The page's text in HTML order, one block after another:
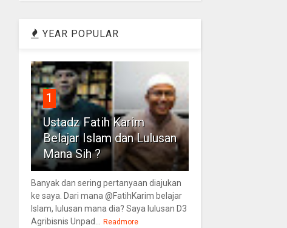
YEAR POPULAR
1
Ustadz Fatih Karim
Belajar Islam dan Lulusan
Mana Sih ?
Banyak dan sering pertanyaan diajukan
ke saya. Dari mana @FatihKarim belajar
Islam, lulusan mana dia? Saya lulusan D3
Agribisnis Unpad...
Readmore